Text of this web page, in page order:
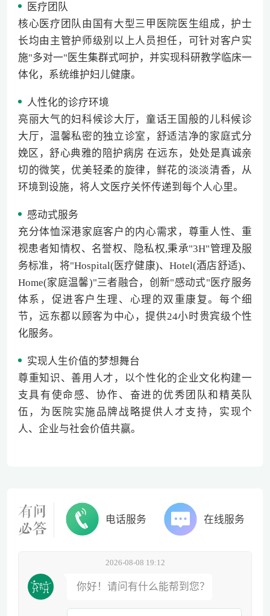
医疗团队
核心医疗团队由国有大型三甲医院医生组成，护士
长均由主管护师级别以上人员担任，可针对客户实
施"多对一"医生集群式呵护，并实现科研教学临床一
体化，系统维护妇儿健康。
人性化的诊疗环境
亮丽大气的妇科候诊大厅，童话王国般的儿科候诊
大厅，温馨私密的独立诊室，舒适洁净的家庭式分
娩区，舒心典雅的陪护病房 在远东，处处是真诚亲
切的微笑，优美轻柔的旋律，鲜花的淡淡清香，从
环境到设施，将人文医疗关怀传递到每个人心里。
感动式服务
充分体恤深港家庭客户的内心需求，尊重人性、重
视患者知情权、名誉权、隐私权,秉承"3H"管理及服
务标准，将"Hospital(医疗健康)、Hotel(酒店舒适)、
Home(家庭温馨)"三者融合，创新"感动式"医疗服务
体系，促进客户生理、心理的双重康复。每个细
节，远东都以顾客为中心，提供24小时贵宾级个性
化服务。
实现人生价值的梦想舞台
尊重知识、善用人才，以个性化的企业文化构建一
支具有使命感、协作、奋进的优秀团队和精英队
伍，为医院实施品牌战略提供人才支持，实现个
人、企业与社会价值共赢。
电话服务 在线服务
2026-08-08 19:12
你好！请问有什么能帮到您？